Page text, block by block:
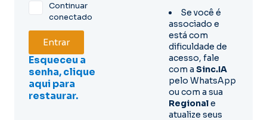
Continuar
conectado
Entrar
Esqueceu a
senha, clique
aqui para
restaurar.
Se você é
associado e
está com
dificuldade de
acesso, fale
com a Sinc.IA
pelo WhatsApp
ou com a sua
Regionale
atualize seus